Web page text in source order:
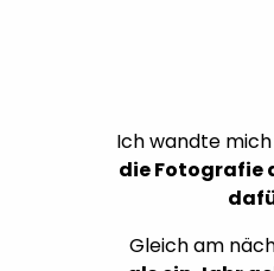
Ich wandte
die Fotografie
Gleich am